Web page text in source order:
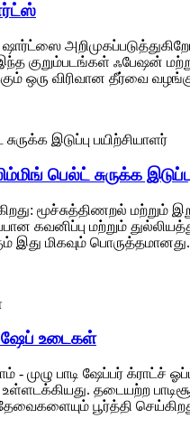
குறும்படங்கள் ஃபேஷன்
ஒரு விரிவான தீர்வை
பெல்ட் சுருக்க
மூச்சுத்திணறல்
கவனிப்பு மற்றும்
இது மிகவும் பொருத்தமானது.
ஷேப் உடைகள்
பாடி ஷேப்பர் க்ராட்ச்
உள்ளடக்கியது. தடையற்ற
பூர்த்தி